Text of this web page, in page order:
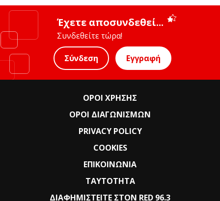
Έχετε αποσυνδεθεί...
Συνδεθείτε τώρα!
Σύνδεση Εγγραφή
ΟΡΟΙ ΧΡΗΣΗΣ
ΟΡΟΙ ΔΙΑΓΩΝΙΣΜΩΝ
PRIVACY POLICY
COOKIES
ΕΠΙΚΟΙΝΩΝΙΑ
ΤΑΥΤΟΤΗΤΑ
ΔΙΑΦΗΜΙΣΤΕΙΤΕ ΣΤΟΝ RED 96.3